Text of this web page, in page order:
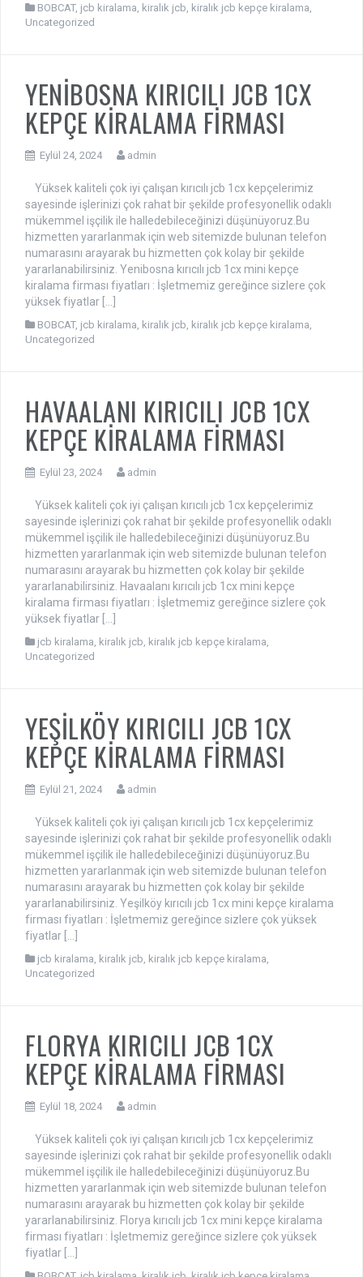
BOBCAT, jcb kiralama kiralık jcb kiralık jcb kepçe kiralama
Uncategorized
YENİBOSNA KIRICILI JCB 1CX
KEPÇE KİRALAMA FİRMASI
Eylül 24, 2024 admin
Yüksek kaliteli çok iyi çalışan kırıcılı jcb 1cx kepçelerimiz
sayesinde işlerinizi çok rahat bir şekilde profesyonellik odaklı
mükemmel işçilik ile halledebileceğinizi düşünüyoruz.Bu
hizmetten yararlanmak için web sitemizde bulunan telefon
numarasını arayarak bu hizmetten çok kolay bir şekilde
yararlanabilirsiniz. Yenibosna kırıcılı jcb 1cx mini kepçe
kiralama firması fiyatları : İşletmemiz gereğince sizlere çok
yüksek fiyatlar […]
BOBCAT, jcb kiralama kiralık jcb kiralık jcb kepçe kiralama
Uncategorized
HAVAALANI KIRICILI JCB 1CX
KEPÇE KİRALAMA FİRMASI
Eylül 23, 2024 admin
Yüksek kaliteli çok iyi çalışan kırıcılı jcb 1cx kepçelerimiz
sayesinde işlerinizi çok rahat bir şekilde profesyonellik odaklı
mükemmel işçilik ile halledebileceğinizi düşünüyoruz.Bu
hizmetten yararlanmak için web sitemizde bulunan telefon
numarasını arayarak bu hizmetten çok kolay bir şekilde
yararlanabilirsiniz. Havaalanı kırıcılı jcb 1cx mini kepçe
kiralama firması fiyatları : İşletmemiz gereğince sizlere çok
yüksek fiyatlar […]
jcb kiralama kiralık jcb kiralık jcb kepçe kiralama
Uncategorized
YEŞİLKÖY KIRICILI JCB 1CX
KEPÇE KİRALAMA FİRMASI
Eylül 21, 2024 admin
Yüksek kaliteli çok iyi çalışan kırıcılı jcb 1cx kepçelerimiz
sayesinde işlerinizi çok rahat bir şekilde profesyonellik odaklı
mükemmel işçilik ile halledebileceğinizi düşünüyoruz.Bu
hizmetten yararlanmak için web sitemizde bulunan telefon
numarasını arayarak bu hizmetten çok kolay bir şekilde
yararlanabilirsiniz. Yeşilköy kırıcılı jcb 1cx mini kepçe kiralama
firması fiyatları : İşletmemiz gereğince sizlere çok yüksek
fiyatlar […]
jcb kiralama kiralık jcb kiralık jcb kepçe kiralama
Uncategorized
FLORYA KIRICILI JCB 1CX
KEPÇE KİRALAMA FİRMASI
Eylül 18, 2024 admin
Yüksek kaliteli çok iyi çalışan kırıcılı jcb 1cx kepçelerimiz
sayesinde işlerinizi çok rahat bir şekilde profesyonellik odaklı
mükemmel işçilik ile halledebileceğinizi düşünüyoruz.Bu
hizmetten yararlanmak için web sitemizde bulunan telefon
numarasını arayarak bu hizmetten çok kolay bir şekilde
yararlanabilirsiniz. Florya kırıcılı jcb 1cx mini kepçe kiralama
firması fiyatları : İşletmemiz gereğince sizlere çok yüksek
fiyatlar […]